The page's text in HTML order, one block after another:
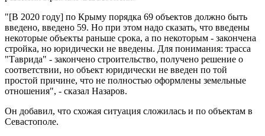
"[В 2020 году] по Крыму порядка 69 объектов должно быть
введено, введено 59. Но при этом надо сказать, что введены
некоторые объекты раньше срока, а по некоторым - закончена
стройка, но юридически не введены. Для понимания: трасса
"Таврида" - закончено строительство, получено решение о
соответствии, но объект юридически не введен по той
простой причине, что не полностью оформлены земельные
отношения", - сказал Назаров.
Он добавил, что схожая ситуация сложилась и по объектам в
Севастополе.